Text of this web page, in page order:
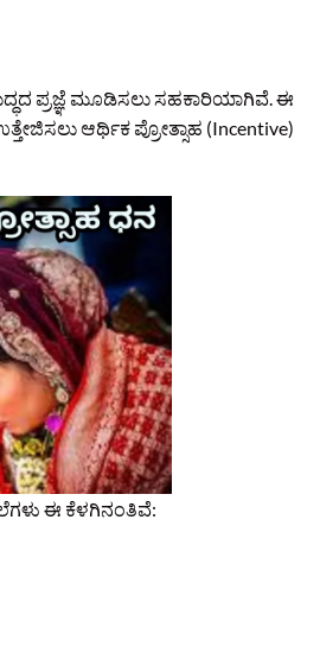
ಪ್ರಜ್ಞೆ ಮೂಡಿಸಲು ಸಹಕಾರಿಯಾಗಿವೆ. ಈ
ಆರ್ಥಿಕ ಪ್ರೋತ್ಸಾಹ (Incentive)
ಈ ಕೆಳಗಿನಂತಿವೆ: